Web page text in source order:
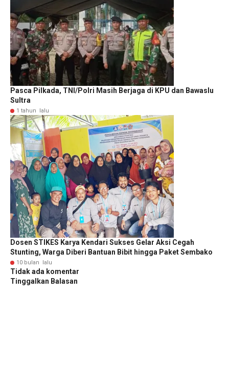
Pasca Pilkada, TNI/Polri Masih Berjaga di KPU dan Bawaslu
Sultra
1 tahun lalu
Dosen STIKES Karya Kendari Sukses Gelar Aksi Cegah
Stunting, Warga Diberi Bantuan Bibit hingga Paket Sembako
10 bulan lalu
Tidak ada komentar
Tinggalkan Balasan